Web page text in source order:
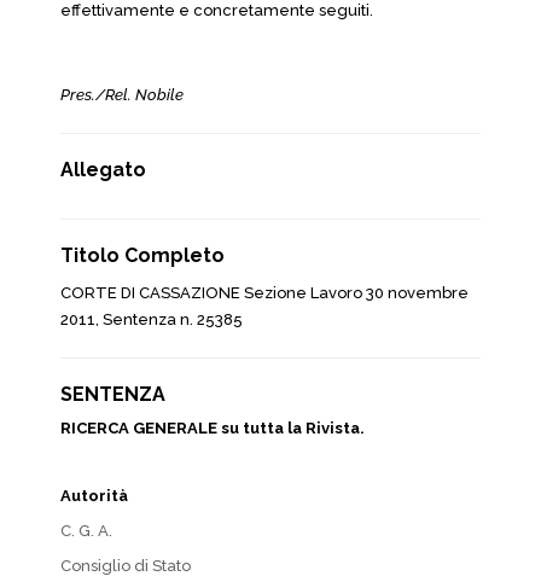
effettivamente e concretamente seguiti.
Pres./Rel. Nobile
Allegato
Titolo Completo
CORTE DI CASSAZIONE Sezione Lavoro 30 novembre
2011, Sentenza n. 25385
SENTENZA
RICERCA GENERALE su tutta la Rivista.
Autorità
C. G. A.
Consiglio di Stato